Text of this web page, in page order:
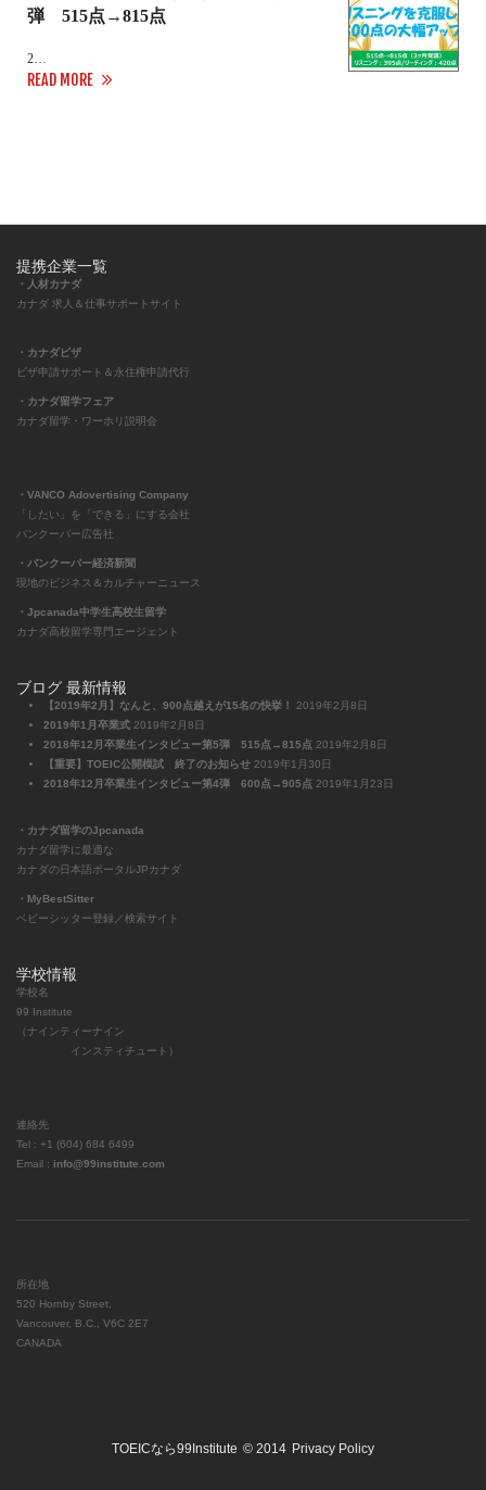
弾 515点→815点
2…
READ MORE
提携企業一覧
・人材カナダ
カナダ 求人＆仕事サポートサイト
・カナダビザ
ビザ申請サポート＆永住権申請代行
・カナダ留学フェア
カナダ留学・ワーホリ説明会
・VANCO Adovertising Company
「したい」を「できる」にする会社
バンクーバー広告社
・バンクーバー経済新聞
現地のビジネス＆カルチャーニュース
・Jpcanada中学生高校生留学
カナダ高校留学専門エージェント
ブログ 最新情報
【2019年2月】なんと、900点越えが15名の快挙！
2019年2月8日
2019年1月卒業式 2019年2月8日
2018年12月卒業生インタビュー第5弾 515点→815点 2019年2月8日
【重要】TOEIC公開模試 終了のお知らせ 2019年1月30日
2018年12月卒業生インタビュー第4弾 600点→905点 2019年1月23日
・カナダ留学のJpcanada
カナダ留学に最適な
カナダの日本語ポータルJPカナダ
・MyBestSitter
ベビーシッター登録／検索サイト
学校情報
学校名
99 Institute
（ナインティーナイン
インスティチュート）
連絡先
Tel : +1 (604) 684 6499
Email : info@99institute.com
所在地
520 Hornby Street,
Vancouver, B.C., V6C 2E7
CANADA
TOEICなら99Institute © 2014 Privacy Policy